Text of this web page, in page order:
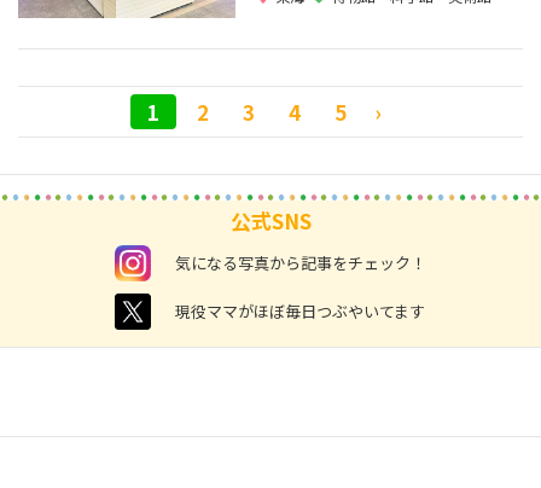
1 2 3 4 5 ›
公式SNS
instagram 気になる写真から記事をチェック！
twitter 現役ママがほぼ毎日つぶやいてます